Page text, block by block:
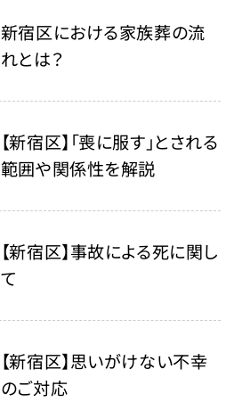
新宿区における家族葬の流
れとは？
【新宿区】「喪に服す」とされる
範囲や関係性を解説
【新宿区】事故による死に関し
て
【新宿区】思いがけない不幸
のご対応